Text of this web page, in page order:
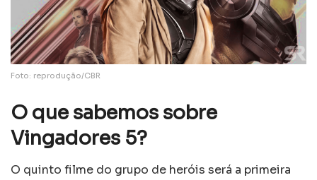
Foto: reprodução/CBR
O que sabemos sobre
Vingadores 5?
O quinto filme do grupo de heróis será a primeira